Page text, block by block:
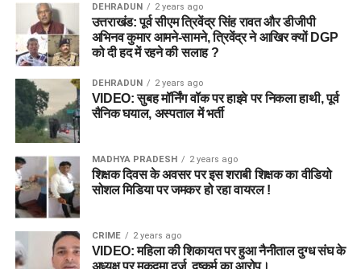
DEHRADUN 2 years ago
उत्तराखंड: पूर्व सीएम त्रिवेंद्र सिंह रावत और डीजीपी
अभिनव कुमार आमने-सामने, त्रिवेंद्र ने आखिर क्यों DGP
को दी हद में रहने की सलाह ?
DEHRADUN 2 years ago
VIDEO: सुबह मॉर्निंग वॉक पर हाइवे पर निकला हाथी, पूर्व
सैनिक घयाल, अस्पताल में भर्ती
MADHYA PRADESH 2 years ago
शिक्षक दिवस के अवसर पर इस शराबी शिक्षक का वीडियो
सोशल मिडिया पर जमकर हो रहा वायरल !
CRIME 2 years ago
VIDEO: महिला की शिकायत पर हुआ नैनीताल दुग्ध संघ के
अध्यक्ष पर मुकदमा दर्ज, दुष्कर्म का आरोप।